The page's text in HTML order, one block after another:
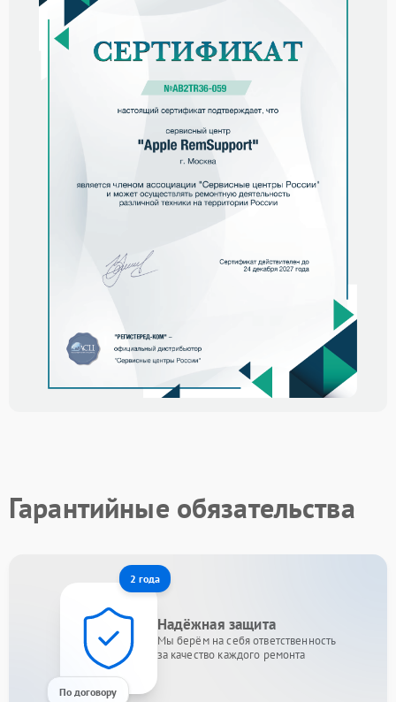
Гарантийные обязательства
2 года
По договору
Надёжная защита
Мы берём на себя ответственность
за качество каждого ремонта